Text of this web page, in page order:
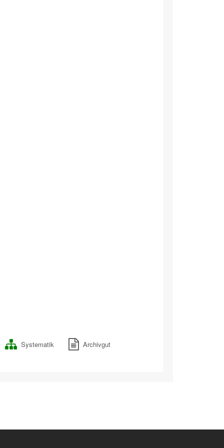
Systematik Archivgut